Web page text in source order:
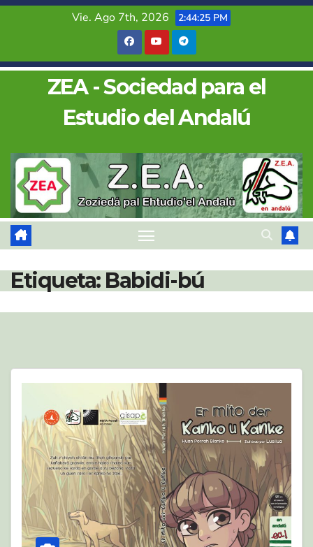
Saltar
Vie. Ago 7th, 2026 2:44:26 PM
ZEA - Sociedad para el
Estudio del Andalú
Etiqueta: Babidi-bú